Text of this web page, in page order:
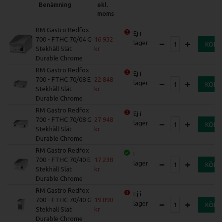
Benämning
ekl.
moms
RM Gastro Redfox
700 - FTHC 70/04 G
Stekhäll Slät
Durable Chrome
16 932
Ej i
lager
KÖP
RM Gastro Redfox
700 - FTHC 70/08 E
Stekhäll Slät
Durable Chrome
22 848
Ej i
lager
KÖP
RM Gastro Redfox
700 - FTHC 70/08 G
Stekhäll Slät
Durable Chrome
27 948
Ej i
lager
KÖP
RM Gastro Redfox
700 - FTHC 70/40 E
Stekhäll Slät
Durable Chrome
17 238
I
lager
KÖP
RM Gastro Redfox
700 - FTHC 70/40 G
Stekhäll Slät
Durable Chrome
19 890
Ej i
lager
KÖP